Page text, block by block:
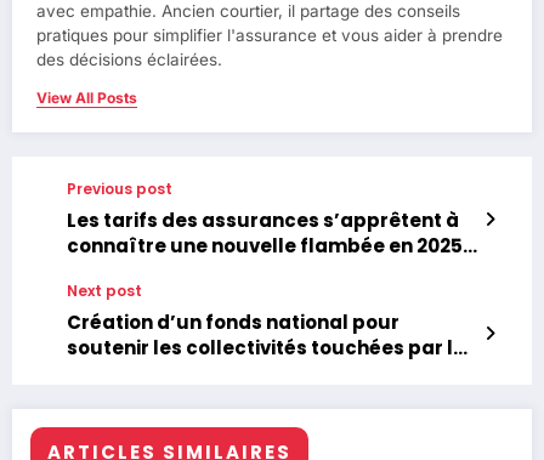
avec empathie. Ancien courtier, il partage des conseils
pratiques pour simplifier l'assurance et vous aider à prendre
des décisions éclairées.
View All Posts
Previous post
Les tarifs des assurances s’apprêtent à
connaître une nouvelle flambée en 2025 :
hausse
Next post
Création d’un fonds national pour
soutenir les collectivités touchées par les
ARTICLES SIMILAIRES